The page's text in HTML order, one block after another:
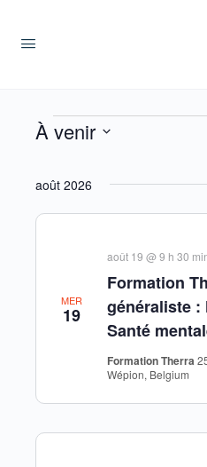
Évènements
À venir
une
août 2026
MER
19
Formation
généraliste :
Santé
août 19 @ 9 h 30
Formation Therra
Wépion, Belgium